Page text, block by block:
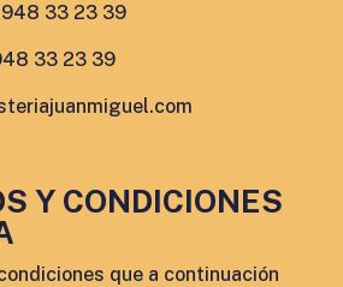
33 23 39
33 23 39
Y CONDICIONES
que a continuación